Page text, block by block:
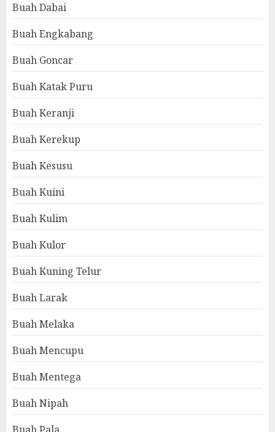
Buah Dabai
Buah Engkabang
Buah Goncar
Buah Katak Puru
Buah Keranji
Buah Kerekup
Buah Kesusu
Buah Kuini
Buah Kulim
Buah Kulor
Buah Kuning Telur
Buah Larak
Buah Melaka
Buah Mencupu
Buah Mentega
Buah Nipah